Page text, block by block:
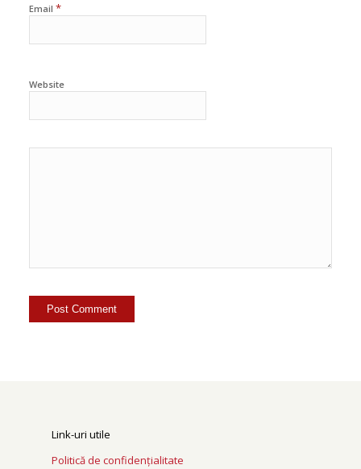
Email *
Website
Link-uri utile
Politică de confidențialitate